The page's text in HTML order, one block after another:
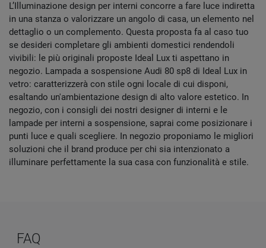
L’Illuminazione design per interni concorre a fare luce indiretta
in una stanza o valorizzare un angolo di casa, un elemento nel
dettaglio o un complemento. Questa proposta fa al caso tuo
se desideri completare gli ambienti domestici rendendoli
vivibili: le più originali proposte Ideal Lux ti aspettano in
negozio. Lampada a sospensione Audi 80 sp8 di Ideal Lux in
vetro: caratterizzerà con stile ogni locale di cui disponi,
esaltando un'ambientazione design di alto valore estetico. In
negozio, con i consigli dei nostri designer di interni e le
lampade per interni a sospensione, saprai come posizionare i
punti luce e quali scegliere. In negozio proponiamo le migliori
soluzioni che il brand produce per chi sia intenzionato a
illuminare perfettamente la sua casa con funzionalità e stile.
FAQ